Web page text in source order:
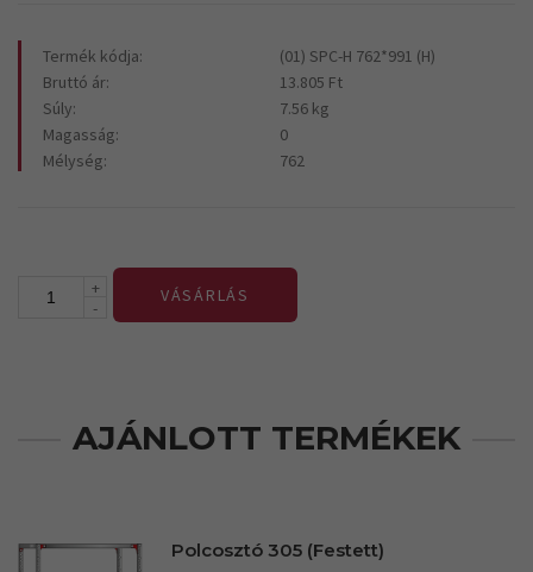
Termék kódja:
(01) SPC-H 762*991 (H)
Bruttó ár:
13.805 Ft
Súly:
7.56 kg
Magasság:
0
Mélység:
762
+
-
VÁSÁRLÁS
AJÁNLOTT TERMÉKEK
Polcosztó 305 (Festett)